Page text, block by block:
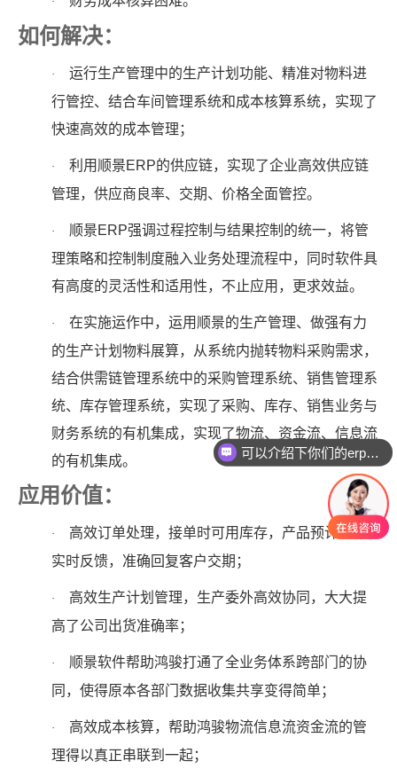
如何解决：
·
运行生产管理中的生产计划功能、精准对物料进
行管控、结合车间管理系统和成本核算系统，实现了
快速高效的成本管理；
·
利用顺景ERP的供应链，实现了企业高效供应链
管理，供应商良率、交期、价格全面管控。
·
顺景ERP强调过程控制与结果控制的统一，将管
理策略和控制制度融入业务处理流程中，同时软件具
有高度的灵活性和适用性，不止应用，更求效益。
·
在实施运作中，运用顺景的生产管理、做强有力
的生产计划物料展算，从系统内抛转物料采购需求，
结合供需链管理系统中的采购管理系统、销售管理系
统、库存管理系统，实现了采购、库存、销售业务与
财务系统的有机集成，实现了物流、资金流、信息流
的有机集成。
应用价值：
·
高效订单处理，接单时可用库存，产品预计库存
实时反馈，准确回复客户交期；
·
高效生产计划管理，生产委外高效协同，大大提
高了公司出货准确率；
·
顺景软件帮助鸿骏打通了全业务体系跨部门的协
同，使得原本各部门数据收集共享变得简单；
·
高效成本核算，帮助鸿骏物流信息流资金流的管
理得以真正串联到一起；
可以介绍下你们的erp软件吗？